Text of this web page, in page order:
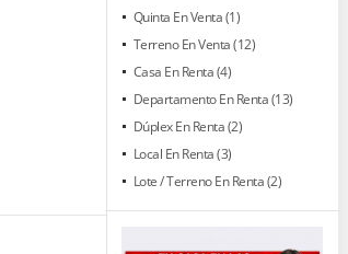
Quinta En Venta (1)
Terreno En Venta (12)
Casa En Renta (4)
Departamento En Renta (13)
Dúplex En Renta (2)
Local En Renta (3)
Lote / Terreno En Renta (2)